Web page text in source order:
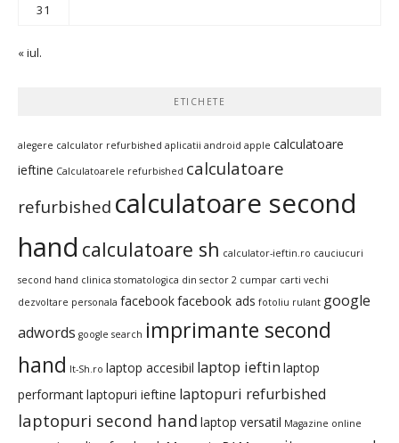
31
« iul.
ETICHETE
alegere calculator refurbished aplicatii android apple calculatoare
ieftine Calculatoarele refurbished calculatoare
refurbished calculatoare second
hand calculatoare sh calculator-ieftin.ro cauciucuri
second hand clinica stomatologica din sector 2 cumpar carti vechi
dezvoltare personala facebookfacebook ads fotoliu rulant google
adwords google search imprimante second
hand It-Sh.ro laptop accesibil laptop ieftin laptop
performantlaptopuri ieftine laptopuri refurbished
laptopuri second hand laptop versatil Magazine online